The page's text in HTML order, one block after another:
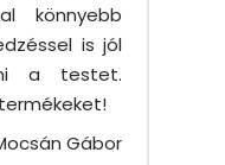
könnyebb
is jól
a testet.
Gábor